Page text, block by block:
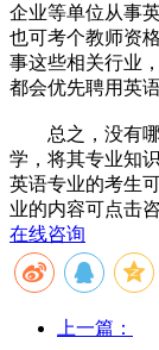
企业等单位从事
也可考个教师资
事这些相关行业
都会优先聘用英
总之，没有哪
学，将其专业知
英语专业的考生
业的内容可点击
在线咨询
上一篇：